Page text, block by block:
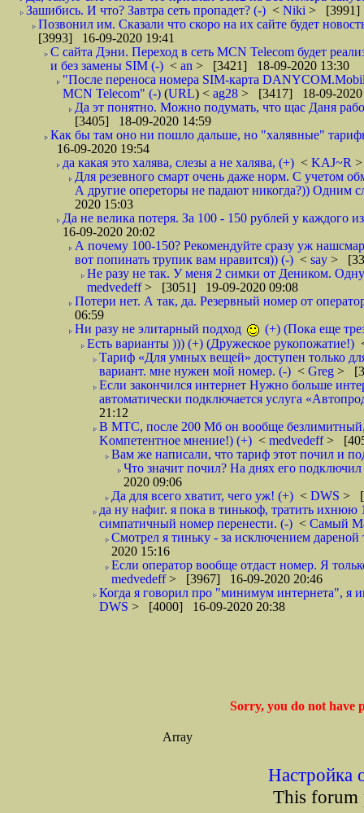
Зашибись. И что? Завтра сеть пропадет? (-) < Niki > [3991]
Позвонил им. Сказали что скоро на их сайте будет
[3993] 16-09-2020 19:41
С сайта Дэни. Переход в сеть MCN Telecom будет
и без замены SIM (-) < an > [3421] 18-09-2020 13:30
"После переноса номера SIM-карта
MCN Telecom" (-) (URL) < ag28 > [3417] 18-09-2020
Да эт понятно. Можно подумать, что щас Даня
[3405] 18-09-2020 14:59
Как бы там оно ни пошло дальше, но "халявные"
16-09-2020 19:54
да какая это халява, слезы а не халява, (+) < KAJ~R
Для резевного смарт очень даже норм. С учетом
А другие опереторы не падают никогда?)) Одним
2020 15:03
Да не велика потеря. За 100 - 150 рублей у
16-09-2020 20:02
А почему 100-150? Рекомендуйте сразу уж
вот попинать трупик вам нравится)) (-) < say >
Не разу не так. У меня 2 симки от Деником.
medvedeff> [3051] 19-09-2020 09:08
Потери нет. А так, да. Резервный номер от
06:59
Ни разу не элитарный подход
(+) (Пока еще
Есть варианты ))) (+) (Дружеское рукопожатие!)
Тариф «Для умных вещей» доступен только
вариант. мне нужен мой номер. (-) < Greg >
Если закончился интернет Нужно больше
автоматически подключается услуга
21:12
В МТС, после 200 Мб он вообще безлимитный,
Kомпетентное мнение!) (+) < medvedeff>
Вам же написали, что тариф этот почил и
Что значит почил? На днях его
2020 09:06
Да для всего хватит, чего уж! (+) < DWS >
да ну нафиг. я пока в тинькоф, тратить ихнюю
симпатичный номер перенести. (-) < Самый
Смотрел я тиньку - за исключением
2020 15:16
Если оператор вообще отдаст номер. Я
medvedeff> [3967] 16-09-2020 20:46
Когда я говорил про "минимум интернета", я
DWS > [4000] 16-09-2020 20:38
Sorry, you do not have
Array
Настройка
This